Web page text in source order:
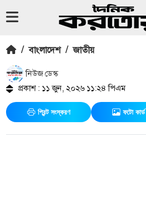
/ বাংলাদেশ / জাতীয়
নিউজ ডেস্ক
প্রকাশ : ১১ জুন, ২০২৬ ১১:২৪ পিএম
প্রিন্ট সংস্করণ ফটো কার্ড